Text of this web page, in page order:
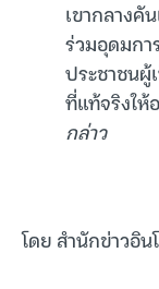
เขากลางคั
ร่วมอุดมกา
ประชาชนผู้
ที่แท้จริงให้
กล่าว
โดย สำนักข่าวอิ